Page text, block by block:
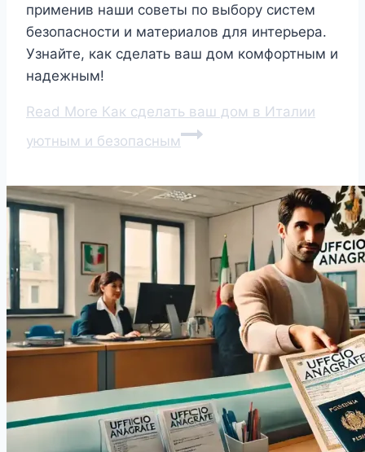
применив наши советы по выбору систем
безопасности и материалов для интерьера.
Узнайте, как сделать ваш дом комфортным и
надежным!
Read More Как сделать ваш дом в Италии
уютным и безопасным